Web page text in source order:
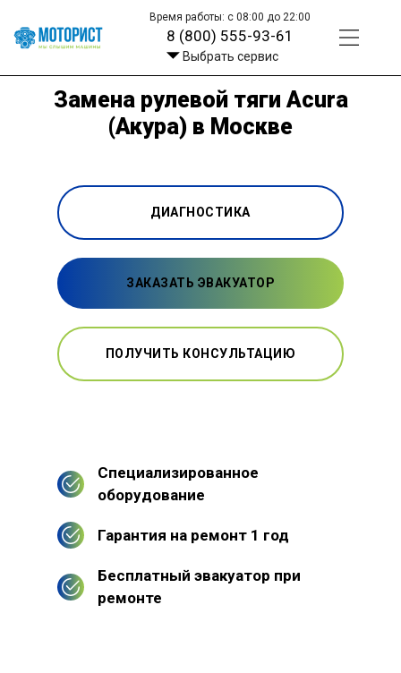
Время работы: с 08:00 до 22:00
8 (800) 555-93-61
Выбрать сервис
Замена рулевой тяги Acura
(Акура) в Москве
ДИАГНОСТИКА
ЗАКАЗАТЬ ЭВАКУАТОР
ПОЛУЧИТЬ КОНСУЛЬТАЦИЮ
Специализированное
оборудование
Гарантия на ремонт 1 год
Бесплатный эвакуатор при
ремонте